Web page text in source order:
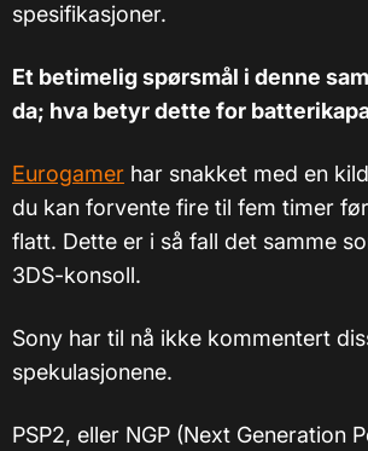
spesifikasjoner.
Et betimelig spørsmål i denne
da; hva betyr dette for
Eurogamer har snakket med en
du kan forvente fire til fem timer
flatt. Dette er i så fall det samme
3DS-konsoll.
Sony har til nå ikke kommentert
spekulasjonene.
PSP2, eller NGP (Next Generation